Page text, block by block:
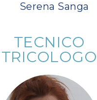
Serena Sanga
TECNICO
TRICOLOGO